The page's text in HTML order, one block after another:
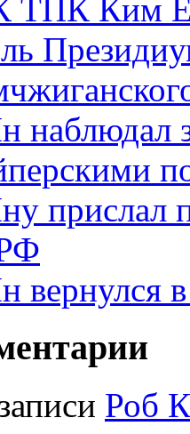
ТПК Ким
прислал
Роб